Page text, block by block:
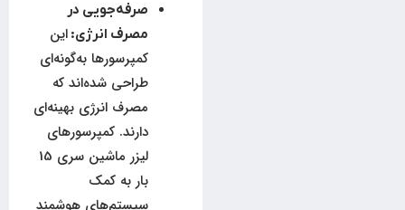
صرفه‌جویی در
مصرف انرژی: این
کمپرسورها به‌گونه‌ای
طراحی شده‌اند که
مصرف انرژی بهینه‌ای
دارند. کمپرسورهای
لیزر ماشین سری 15
بار به کمک
سیستم‌های هوشمند